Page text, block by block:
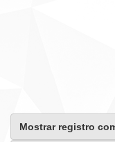
Mostrar registro